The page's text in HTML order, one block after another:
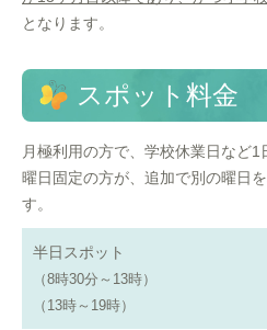
となります。
スポット料金
月極利用の方で、学校休業日など
曜日固定の方が、追加で別の曜日
す。
半日スポット
（8時30分～13時）
（13時～19時）